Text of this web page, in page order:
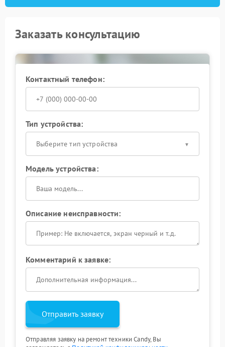
Заказать консультацию
Контактный телефон:
Тип устройства:
Выберите тип устройства
Модель устройства:
Описание неисправности:
Комментарий к заявке:
Отправить заявку
Отправляя заявку на ремонт техники Candy, Вы